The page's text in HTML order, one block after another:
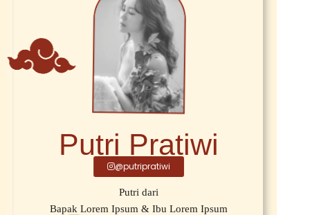
Putri Pratiwi
@putripratiwi
Putri dari
Bapak Lorem Ipsum & Ibu Lorem Ipsum